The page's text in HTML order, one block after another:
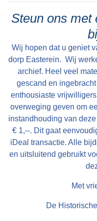
kwalitatyf goed wie,
kristenen
de Bibel' foar harren
tariedingskommisje
D.P. Noordmans S.
Al gau waard dizze
T. Vellinga en Klaas
1870 koe de
ledengearkomste
oanwêzigen, ûnder
predikant Ds.
waarden mei grutte
reglemint waarden
boutekeningen mei
Steun ons met
Wij hopen dat u geniet
dorp Easterein. Wij
archief. Heel veel
gescand en
enthousiaste
overweging geven om
instandhouding van
€ 1,--. Dit gaat
iDeal transactie. Alle
en uitsluitend gebruikt
Met
De